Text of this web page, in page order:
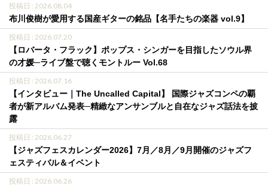
投稿日 : 2026.08.04
布川俊樹が愛用する国産ギターの銘品【名手たちの楽器 vol.9】
投稿日 : 2026.07.20
【ロバータ・フラック】ポップス・シンガーを目指したソウル界
の才媛─ライブ盤で聴くモントルー Vol.68
投稿日 : 2026.07.16
【インタビュー｜The Uncalled Capital】 国際ジャズコンペの覇
者が新アルバム発表─精緻なアンサンブルと自在なジャズ話法を披
露
投稿日 : 2026.06.27
【ジャズフェスカレンダー2026】7月／8月／9月開催のジャズフ
ェスティバル＆イベント
投稿日 : 2026.06.26